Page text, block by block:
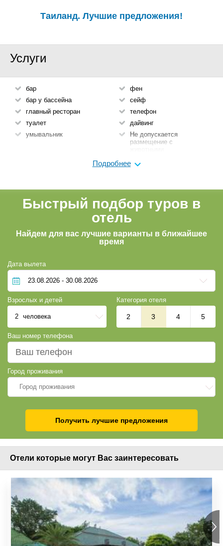
Таиланд. Лучшие предложения!
Услуги
бар
бар у бассейна
главный ресторан
туалет
умывальник
фен
сейф
телефон
дайвинг
Не допускается
размещение с
Wi-fi
Сейф на ресепшен
Подробнее
Быстрый подбор туров в
отель
Найдем для вас лучшие варианты в ближайшее
время
Дата вылета
Взрослых и детей
2 человека
Категория отеля
2 3 4 5
Ваш номер телефона
Город проживания
Город проживания
Получить лучшие предложения
Отели которые могут Вас заинтересовать